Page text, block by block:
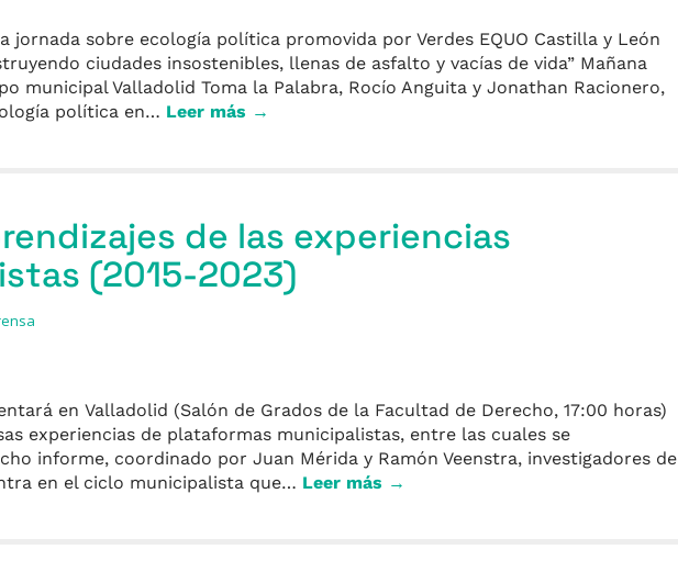
jornada sobre ecología política promovida por Verdes EQUO Castilla y León
ciudades insostenibles, llenas de asfalto y vacías de vida” Mañana
municipal Valladolid Toma la Palabra, Rocío Anguita y Jonathan Racionero,
política en… Leer más →
de las experiencias
(2015-2023)
en Valladolid (Salón de Grados de la Facultad de Derecho, 17:00 horas)
experiencias de plataformas municipalistas, entre las cuales se
informe, coordinado por Juan Mérida y Ramón Veenstra, investigadores de
en el ciclo municipalista que… Leer más →